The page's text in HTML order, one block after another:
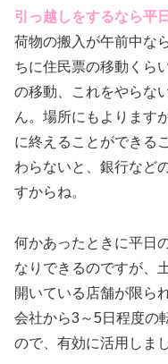
引っ越しをするなら平
荷物の搬入が午前中な
ちに住民票の移動くら
の移動、これをやらな
ん。場所にもよります
に終えることができる
わらないと、銀行など
すからね。
何かあったときに平日
なりできるのですが、
開いている店舗が限ら
会社から3～5日程度の
ので、有効に活用しま